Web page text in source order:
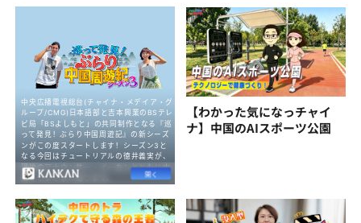
【わかった気になっチャイ
ナ】中国のAIスポーツ公園